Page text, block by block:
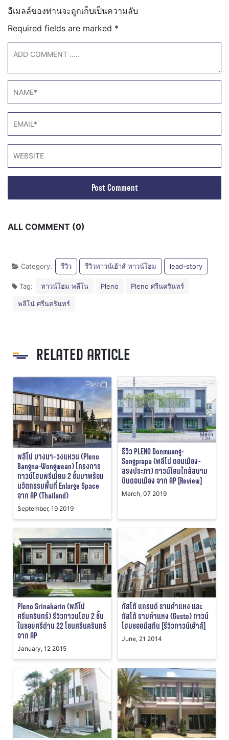
อีเมลล์ของท่านจะถูกเก็บเป็นความลับ
Required fields are marked *
ALL COMMENT (0)
Category: รีวิว รีวิวทาวน์เฮ้าส์ ทาวน์โฮม lead-story
Tag: ทาวน์โฮม พลีโน Pleno Pleno ศรีนครินทร์
พลีโน่ ศรีนครินทร์
RELATED ARTICLE
พลีโน่ บางนา-วงแหวน (Pleno
Bangna-Wongwean) โครงการ
ทาวน์โฮมพรีเมี่ยม 2 ชั้นมาพร้อม
นวัตกรรมพื้นที่ Enlarge Space
จาก AP (Thailand)
September, 19 2019
รีวิว PLENO Donmuang-
Songprapa (พลีโน่ ดอนเมือง-
สรงประภา) ทาวน์โฮมใกล้สนาม
บินดอนเมือง จาก AP [Review]
March, 07 2019
Pleno Srinakarin (พลีโน่
ศรีนครินทร์) รีวิวทาวนโฮม 2 ชั้น
ในซอยศรีด่าน 22 โซนศรีนครินทร์
จาก AP
January, 12 2015
กัสโต้ แกรนด์ รามคำแหง และ
กัสโต้ รามคำแหง (Gusto) ทาวน์
โฮมซอยมีสทีน [รีวิวทาวน์เฮ้าส์]
June, 21 2014